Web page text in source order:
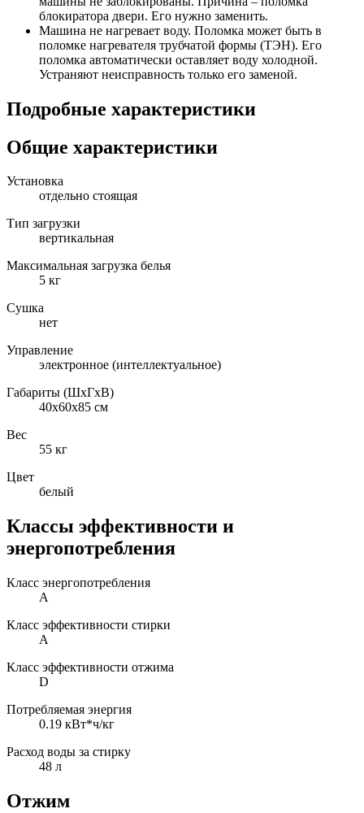
блокиратора двери. Его нужно заменить.
Машина не нагревает воду. Поломка может быть в
поломке нагревателя трубчатой формы (ТЭН). Его
поломка автоматически оставляет воду холодной.
Устраняют неисправность только его заменой.
Подробные характеристики
Общие характеристики
Установка
отдельно стоящая
Тип загрузки
вертикальная
Максимальная загрузка белья
5 кг
Сушка
нет
Управление
электронное (интеллектуальное)
Габариты (ШxГxВ)
40x60x85 см
Вес
55 кг
Цвет
белый
Классы эффективности и
энергопотребления
Класс энергопотребления
A
Класс эффективности стирки
A
Класс эффективности отжима
D
Потребляемая энергия
0.19 кВт*ч/кг
Расход воды за стирку
48 л
Отжим